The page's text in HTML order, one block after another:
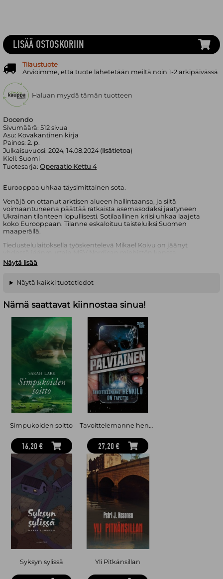
Docendo
Sivumäärä:512 sivua
Asu: Kovakantinen kirja
Painos:2. p.
Julkaisuvuosi:2024, 14.08.2024 ( lisätietoa)
Kieli:Suomi
Tuotesarja: Operaatio Kettu 4
Eurooppaa uhkaa täysimittainen sota.
Venäjä on ottanut arktisen alueen hallintaansa, ja siitä
voimaantuneena päättää ratkaista asemasodaksi jäätyneen
Ukrainan tilanteen lopullisesti. Sotilaallinen kriisi uhkaa laajeta
koko Eurooppaan. Tilanne eskaloituu taisteluiksi Suomen
maaperällä.
Tiedustelulaitoksella työskentelevä Mikael Koivu on jäänyt
venäläisten vangiksi Jäämerellä. Mikael Koivun esimies, eversti
Vesa Ilvesvuori, kehittää salaista suunnitelmaa alaisensa ja
presidentin hyväksyntää.
kanssa Eurooppaa ravistelevaan konfliktiin. Kun selviää, että
korkea-arvoisen vakoojan kautta, lähetetään Supon työntekijä
Riina Koivu vaaralliselle peitetehtävälle Kaliningradiin
selvittämään vuotajan henkilöllisyys.
Ylikersantti Joni Koivu, Mikaelin lanko, ilmoittautuu
vapaaehtoiseksi erikoisjoukkojen huippuvaaralliseen operaatioon
vihollisen selustassa. Onnistuvatko suomalaiset iskemään
strategiseen kohteeseen Venäjällä? Entä miten käy Mikaelille?
Operaatio Tulikettuon menestyneen trillerisarjan neljäs ja
viimeinen osa. Aiemmat osat ovatOperaatio Punainen kettu
Operaatio Aavikkokettu
Operaatio Napakettu
suurvaltojen valtakamppailuista, joihin Suomikin vedetään
mukaan. Sotilasoperaatioiden keskelle joutuvat siviilit,
journalismin ja viestinnän ammattilainen, sissiradisti ja
reserviupseeri.
Näytä lisää
LISÄÄ OSTOSKORIIN
Tilaustuote
Arvioimme, että tuote lähetetään meiltä noin 1-2 arkipäivässä
Haluan myydä tämän tuotteen
Näytä kaikki tuotetiedot
Nämä saattavat kiinnostaa sinua!
Simpukoiden soitto
16,20 €
Tavoittelemanne henkilö on tapettu
27,20 €
Syksyn sylissä Yli Pitkänsillan